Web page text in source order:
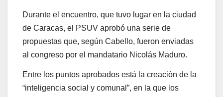
Durante el encuentro, que tuvo lugar en la ciudad
de Caracas, el PSUV aprobó una serie de
propuestas que, según Cabello, fueron enviadas
al congreso por el mandatario Nicolás Maduro.
Entre los puntos aprobados está la creación de la
“inteligencia social y comunal”, en la que los